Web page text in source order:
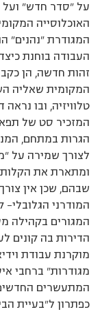
על ”סדר חדש” ועל
האוכלוסייה
המגודרת ”נהנים”
העבודה בוחנת
זהות חדשה, הן
המקומית שאליה
טלוויזיה, ובו
המזכיר סט של
הגרות במתחם,
לצורך שמירה על
ומתארת את הקלות
שבהם, שכן אין
המודרני הגלובלי–
המגורים בקהילה
הדירות בה קונים
מוקרנת עבודת
מגודרות” ברחבי
המתעשרים
כפתרון ל”בעיית